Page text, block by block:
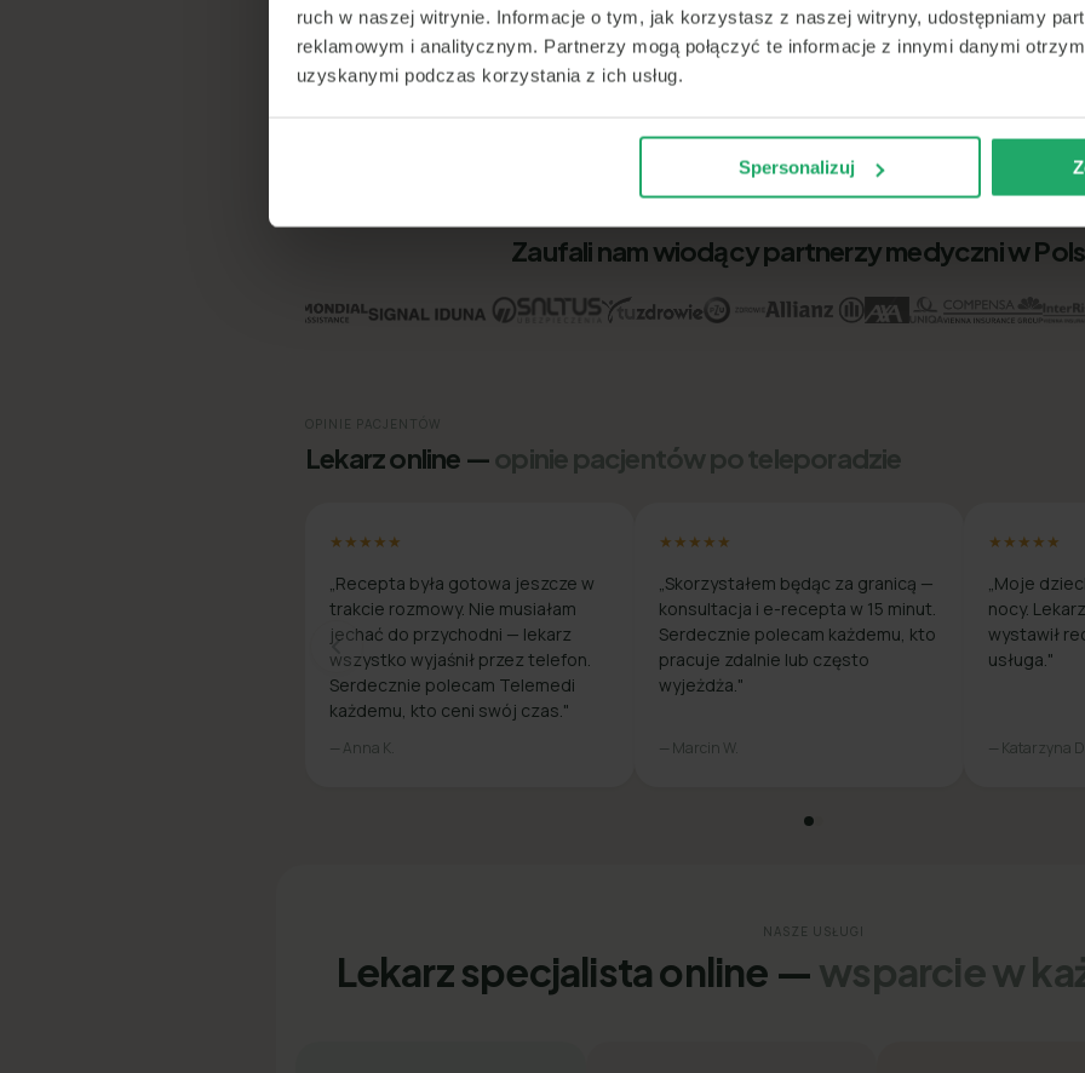
ruch w naszej witrynie. Informacje o tym, jak korzystasz z naszej witryny, udostępniamy
reklamowym i analitycznym. Partnerzy mogą połączyć te informacje z innymi danymi
uzyskanymi podczas korzystania z ich usług.
Spersonalizuj
App Store
Google Play
Zaufali nam wiodący partnerzy medyczni w
OPINIE PACJENTÓW
Lekarz online —opinie pacjentów po teleporadzie
★★★★★
„Recepta była gotowa jeszcze w
trakcie rozmowy. Nie musiałam
jechać do przychodni — lekarz
wszystko wyjaśnił przez telefon.
Serdecznie polecam Telemedi
każdemu, kto ceni swój czas."
— Anna K.
★★★★★
„Skorzystałem będąc za granicą —
konsultacja i e-recepta w 15 minut.
Serdecznie polecam każdemu, kto
pracuje zdalnie lub często
wyjeżdża."
— Marcin W.
★★★★★
„Moje
nocy.
wystawił
usługa."
— Katarzyna D.
NASZE USŁUGI
Lekarz specjalista online — wsparcie w